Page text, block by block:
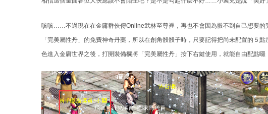
咳咳……不過現在在金庸群俠傳Online武林至尊裡，再也不會因為骰不到自己想要
「完美屬性丹」的免費神奇丹藥，所以在創角骰骰子時，只要記得把尚未配置的５
色進入金庸世界之後，打開裝備欄將「完美屬性丹」按下右鍵使用，就能自由配點囉